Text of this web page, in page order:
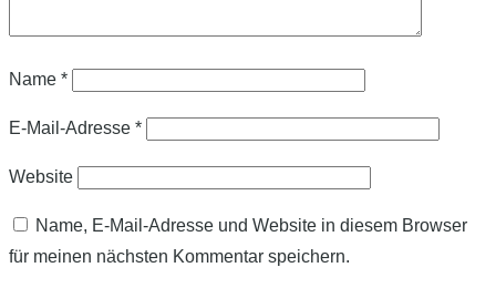
Name *
E-Mail-Adresse *
Website
Name, E-Mail-Adresse und Website in diesem Browser
für meinen nächsten Kommentar speichern.